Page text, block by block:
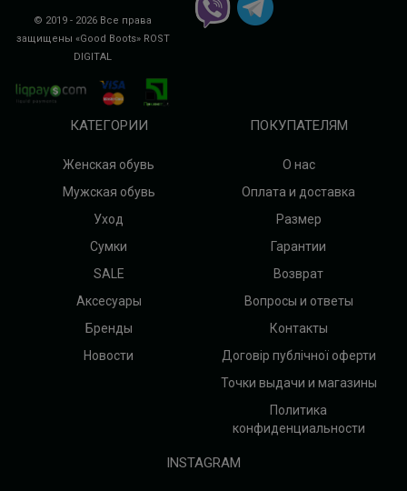
© 2019 - 2026 Все права
защищены «Good Boots» ROST
DIGITAL
КАТЕГОРИИ
Женская обувь
Мужская обувь
Уход
Сумки
SALE
Аксесуары
Бренды
Новости
ПОКУПАТЕЛЯМ
О нас
Оплата и доставка
Размер
Гарантии
Возврат
Вопросы и ответы
Контакты
Договір публічної оферти
Точки выдачи и магазины
Политика
конфиденциальности
INSTAGRAM